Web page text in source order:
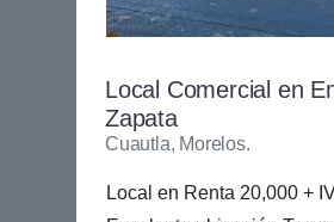
Local Comercial en
Zapata
Cuautla, Morelos.
Local en Renta 20,000 +